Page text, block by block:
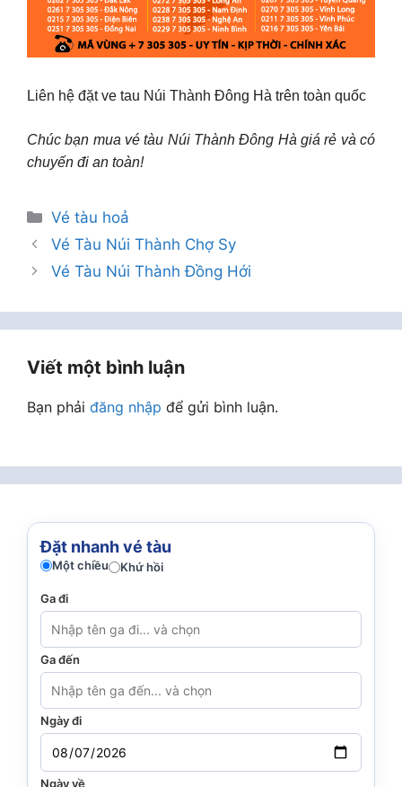
Liên hệ đặt ve tau Núi Thành Đông Hà trên toàn quốc
Chúc bạn mua vé tàu Núi Thành Đông Hà giá rẻ và có
chuyến đi an toàn!
Danh
mục
Vé tàu hoả
Vé Tàu Núi Thành Chợ Sy
Vé Tàu Núi Thành Đồng Hới
Viết một bình luận
Bạn phải đăng nhập để gửi bình luận.
Đặt nhanh vé tàu
Một chiều Khứ hồi
Ga đi
Ga đến
Ngày đi
Ngày về